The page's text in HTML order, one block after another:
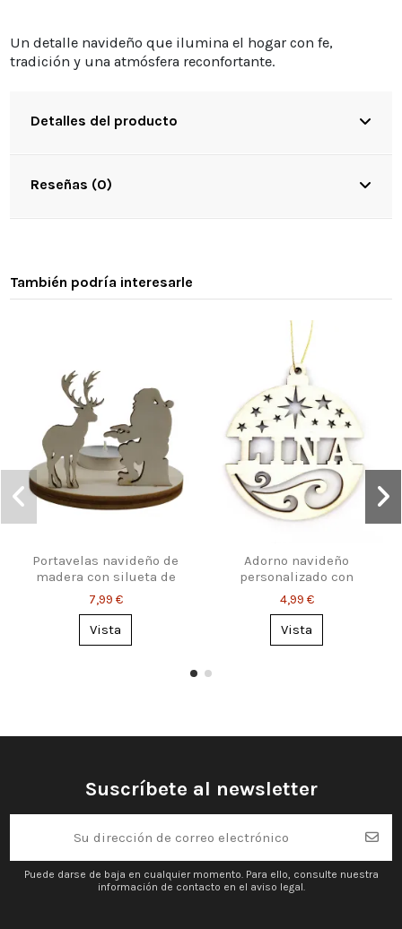
Un detalle navideño que ilumina el hogar con fe,
tradición y una atmósfera reconfortante.
Detalles del producto
Reseñas (0)
También podría interesarle
Portavelas navideño de
madera con silueta de
Papá Noel y reno
7,99 €
Vista
Adorno navideño
personalizado con
nombre
4,99 €
Vista
Suscríbete al newsletter
Puede darse de baja en cualquier momento. Para ello, consulte nuestra
información de contacto en el aviso legal.